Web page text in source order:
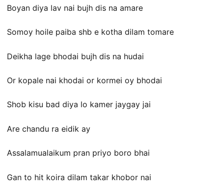
Boyan diya lav nai bujh dis na amare
Somoy hoile paiba shb e kotha dilam tomare
Deikha lage bhodai bujh dis na hudai
Or kopale nai khodai or kormei oy bhodai
Shob kisu bad diya lo kamer jaygay jai
Are chandu ra eidik ay
Assalamualaikum pran priyo boro bhai
Gan to hit koira dilam takar khobor nai